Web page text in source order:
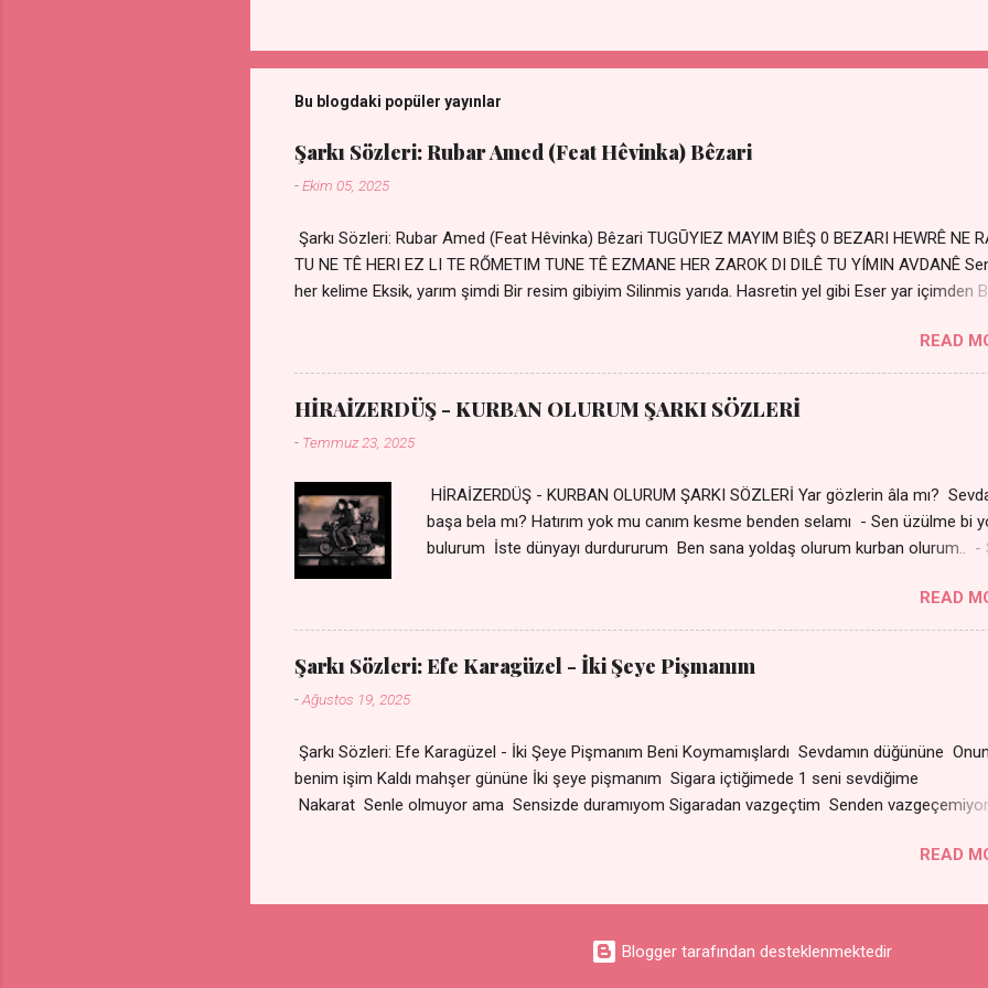
o
r
m
ö
n
d
Bu blogdaki popüler yayınlar
Şarkı Sözleri: Rubar Amed (Feat Hêvinka) Bêzari
-Ekim 05, 2025
Şarkı Sözleri: Rubar Amed (Feat Hêvinka) Bêzari TUGŪYIEZ MAYIM BIÊŞ 0 BEZARI HEWRÊ NE
TU NE TÊ HERI EZ LI TE RŐMETIM TUNE TÊ EZMANE HER ZAROK DI DILÊ TU YÍMIN AVDANÊ
her kelime Eksik, yarım şimdi Bir resim gibiyim Silinmis yarıda. Hasretin yel gibi Eser yar içimden
durmuyor Tu yi bihare min Ez ji payizim Li dile şevên min Teng e nefes im Adını sayıklar
Uykusuz geceler Sensiz her sabahım Sessiz ve kederli
READ
HİRAİZERDÜŞ - KURBAN OLURUM ŞARKI SÖZLERİ
- Temmuz 23, 2025
HİRAİZERDÜŞ - KURBAN OLURUM ŞARKI SÖZLERİ Yar gözlerin âla mı?
başa bela mı? Hatırım yok mu canım kesme benden selamı - Sen üzülme bi
bulurum İste dünyayı durdururum Ben sana yoldaş olurum kurban olurum.. -
olurum Can canım cananım Yar gözlerin kara mı? Şu cefalar reva mı?
sevdiğin almış Sen de bana varman mı? - Sen üzülme bi yol bulurum İste
durdururum Ben sana yoldaş olurum kurban olurum.. - Sen gülümse bi yol
bulurum Yaslanırsan dağ olurum Ben sana sevda olurum kurban olurum Can
READ
Şarkı Sözleri: Efe Karagüzel - İki Şeye Pişmanım
-Ağustos 19, 2025
Şarkı Sözleri: Efe Karagüzel - İki Şeye Pişmanım Beni Koymamışlardı Sevdamın düğününe
benim işim Kaldı mahşer gününe İki şeye pişmanım Sigara içtiğimede 1 seni
Nakarat Senle olmuyor ama Sensizde duramıyom Sigaradan vazgeçtim Senden
Yok ki dini imanı Nakarat Senle olmuyor ama Sensizde duramıyom Sigaradan
READ
Blogger tarafından desteklenmektedir